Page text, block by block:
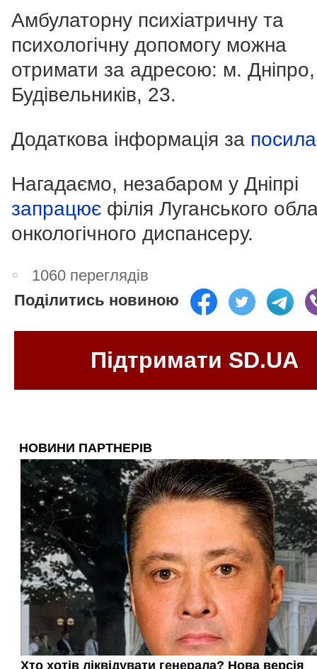
Амбулаторну психіатричну та
психологічну допомогу можна
отримати за адресою: м.
Будівельників, 23.
Додаткова інформація за
Нагадаємо, незабаром у Дніпрі
запрацює філія Луганського
онкологічного диспансеру.
1060 переглядів
Поділитись новиною
Підтримати SD.UA